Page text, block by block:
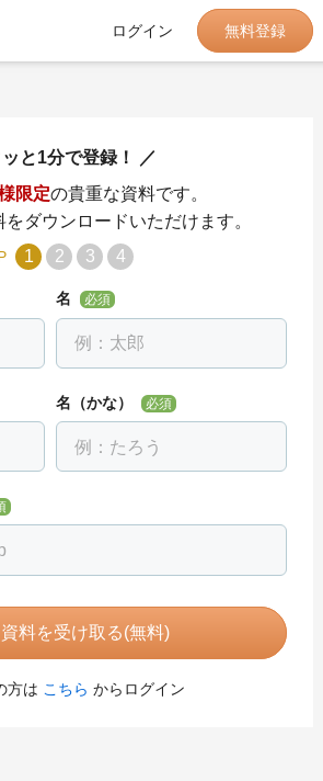
ログイン 無料登録
と1分で登録！
限定の貴重な資料です。
ダウンロードいただけます。
1 2 3 4
名 必須
名（かな） 必須
料を受け取る(無料)
方は こちら からログイン